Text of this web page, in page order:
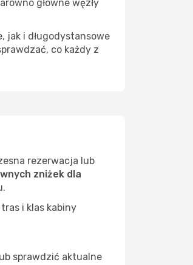
główne węzły
jak i długodystansowe
co każdy z
rezerwacja lub
zniżek dla
i klas kabiny
sprawdzić aktualne